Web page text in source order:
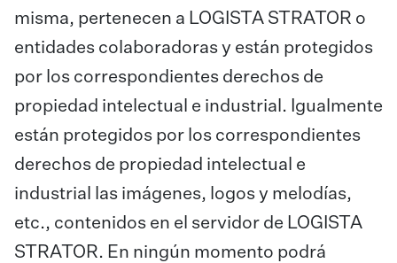
misma, pertenecen a LOGISTA STRATOR o
entidades colaboradoras y están protegidos
por los correspondientes derechos de
propiedad intelectual e industrial. Igualmente
están protegidos por los correspondientes
derechos de propiedad intelectual e
industrial las imágenes, logos y melodías,
etc., contenidos en el servidor de LOGISTA
STRATOR. En ningún momento podrá